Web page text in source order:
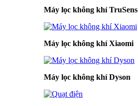
Máy lọc không khí TruSens
Máy lọc không khí Xiaomi
Máy lọc không khí Dyson